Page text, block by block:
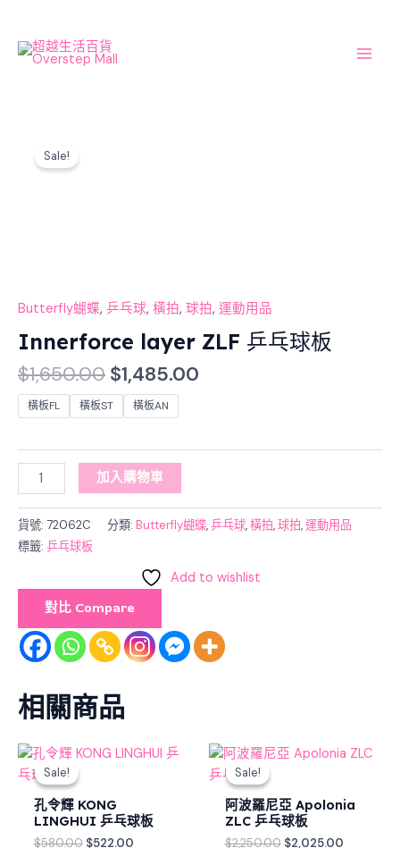
content
Sale!
Butterfly蝴蝶, 乒乓球, 橫拍, 球拍, 運動用品
Innerforce layer ZLF 乒乓球板
$1,650.00 $1,485.00
橫板FL 橫板ST 橫板AN
layer
量
加入購物車
貨號: 72062C 分類: Butterfly蝴蝶,乒乓球,橫拍,球拍,運動用品
標籤: 乒乓球板
Add to wishlist
對比 Compare
相關商品
Sale!
Sale!
孔令輝 KONG
LINGHUI 乒乓球板
$580.00
Original
$522.00
Current
Sale!
Sale!
阿波羅尼亞 Apolonia
ZLC 乒乓球板
$2,250.00
Original
price
$2,250.00.
$2,025.00
Current